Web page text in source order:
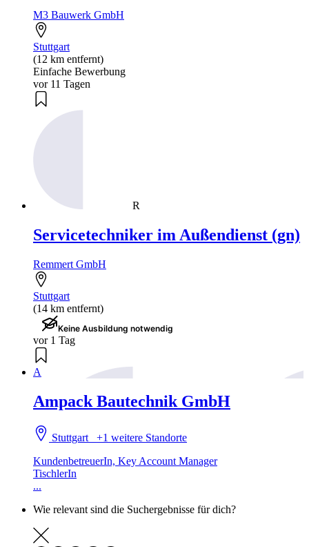
M3 Bauwerk GmbH
Stuttgart
(12 km entfernt)
Einfache Bewerbung
vor 11 Tagen
R
Servicetechniker im Außendienst (gn)
Remmert GmbH
Stuttgart
(14 km entfernt)
Keine Ausbildung notwendig
vor 1 Tag
A
Ampack Bautechnik GmbH
Stuttgart+1 weitere Standorte
KundenbetreuerIn, Key Account Manager
TischlerIn
...
Wie relevant sind die Suchergebnisse für dich?